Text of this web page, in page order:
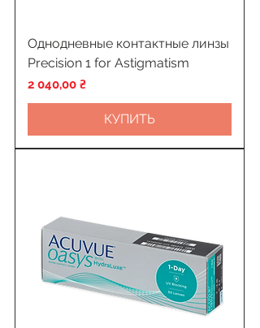
Однодневные контактные линзы
Precision 1 for Astigmatism
Цена
2 040,00 ₴
КУПИТЬ